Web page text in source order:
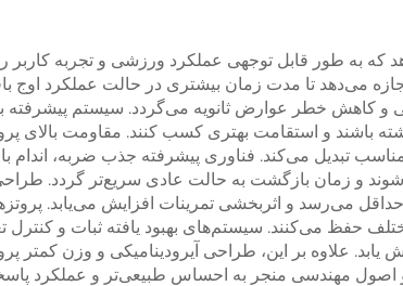
که به طور قابل توجهی عملکرد ورزشی و تجربه
تا مدت زمان بیشتری در حالت عملکرد اوج باقی
و کاهش خطر عوارض ثانویه می‌گردد. سیستم پیشرفته
و استقامت بهتری کسب کنند. مقاومت بالای
مناسب تبدیل می‌کند. فناوری پیشرفته جذب ضربه،
و زمان بازگشت به حالت عادی سریع‌تر گردد.
می‌رسد و اثربخشی تمرینات افزایش می‌یابد.
حفظ می‌کنند. سیستم‌های بهبود یافته ثبات و کنترل
علاوه بر این، طراحی آیرودینامیکی و وزن
مهندسی منجر به احساس طبیعی‌تر و عملکرد